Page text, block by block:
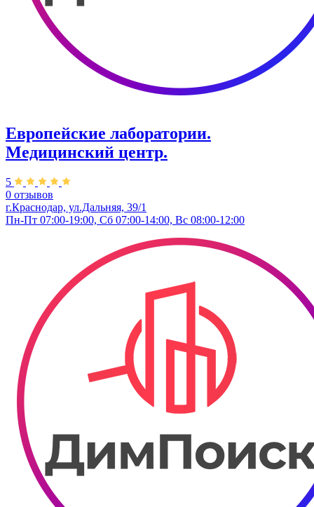
Европейские лаборатории.
Медицинский центр.
5
0 отзывов
г.Краснодар, ​ул.Дальняя, 39/1
Пн-Пт 07:00-19:00, Сб 07:00-14:00, Вс 08:00-12:00